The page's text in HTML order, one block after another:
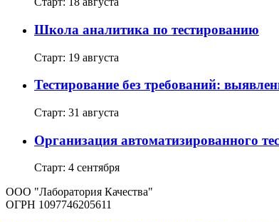
Школа аналитика по тестированию
Старт: 19 августа
Тестирование без требований:
Старт: 31 августа
Организация автоматизированного
Старт: 4 сентября
ООО "Лаборатория Качества"
ОГРН 1097746205611